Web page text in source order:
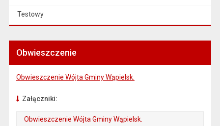
Testowy
Obwieszczenie
Obwieszczenie Wójta Gminy Wąpielsk.
Załączniki:
Obwieszczenie Wójta Gminy Wąpielsk.